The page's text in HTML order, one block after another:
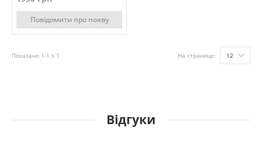
Повідомити про появу
Показано 1-1 з 1 На странице: 12
Відгуки